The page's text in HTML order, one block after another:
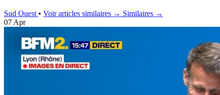
Sud Ouest • Voir articles similaires → Similaires →
07 Apr